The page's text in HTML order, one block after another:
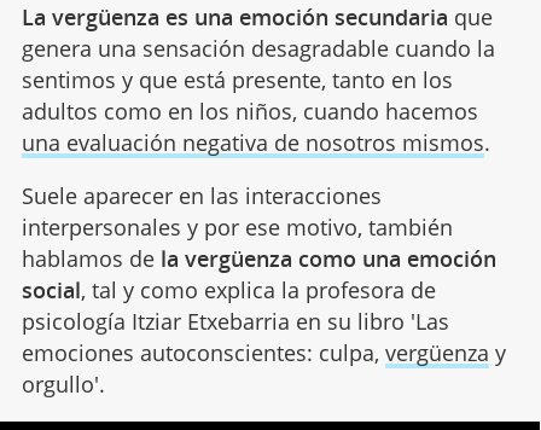
La vergüenza es una emoción secundaria que
genera una sensación desagradable cuando la
sentimos y que está presente, tanto en los
adultos como en los niños, cuando hacemos
una evaluación negativa de nosotros mismos.
Suele aparecer en las interacciones
interpersonales y por ese motivo, también
hablamos de la vergüenza como una emoción
social, tal y como explica la profesora de
psicología Itziar Etxebarria en su libro 'Las
emociones autoconscientes: culpa, vergüenza y
orgullo'.